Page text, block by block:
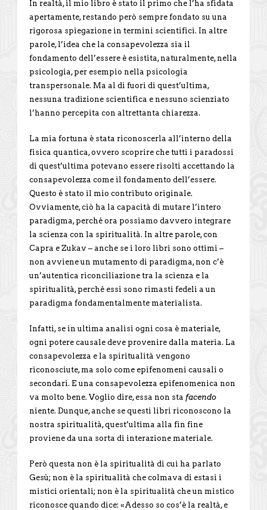
In realtà, il mio libro è stato il primo che l’ha sfidata
apertamente, restando però sempre fondato su una
rigorosa spiegazione in termini scientifici. In altre
parole, l’idea che la consapevolezza sia il
fondamento dell’essere è esistita, naturalmente, nella
psicologia, per esempio nella psicologia
transpersonale. Ma al di fuori di quest’ultima,
nessuna tradizione scientifica e nessuno scienziato
l’hanno percepita con altrettanta chiarezza.
La mia fortuna è stata riconoscerla all’interno della
fisica quantica, ovvero scoprire che tutti i paradossi
di quest’ultima potevano essere risolti accettando la
consapevolezza come il fondamento dell’essere.
Questo è stato il mio contributo originale.
Ovviamente, ciò ha la capacità di mutare l’intero
paradigma, perché ora possiamo davvero integrare
la scienza con la spiritualità. In altre parole, con
Capra e Zukav – anche se i loro libri sono ottimi –
non avviene un mutamento di paradigma, non c’è
un’autentica riconciliazione tra la scienza e la
spiritualità, perché essi sono rimasti fedeli a un
paradigma fondamentalmente materialista.
Infatti, se in ultima analisi ogni cosa è materiale,
ogni potere causale deve provenire dalla materia. La
consapevolezza e la spiritualità vengono
riconosciute, ma solo come epifenomeni causali o
secondari. E una consapevolezza epifenomenica non
va molto bene. Voglio dire, essa non sta facendo
niente. Dunque, anche se questi libri riconoscono la
nostra spiritualità, quest’ultima alla fin fine
proviene da una sorta di interazione materiale.
Però questa non è la spiritualità di cui ha parlato
Gesù; non è la spiritualità che colmava di estasi i
mistici orientali; non è la spiritualità che un mistico
riconosce quando dice: «Adesso so cos’è la realtà, e